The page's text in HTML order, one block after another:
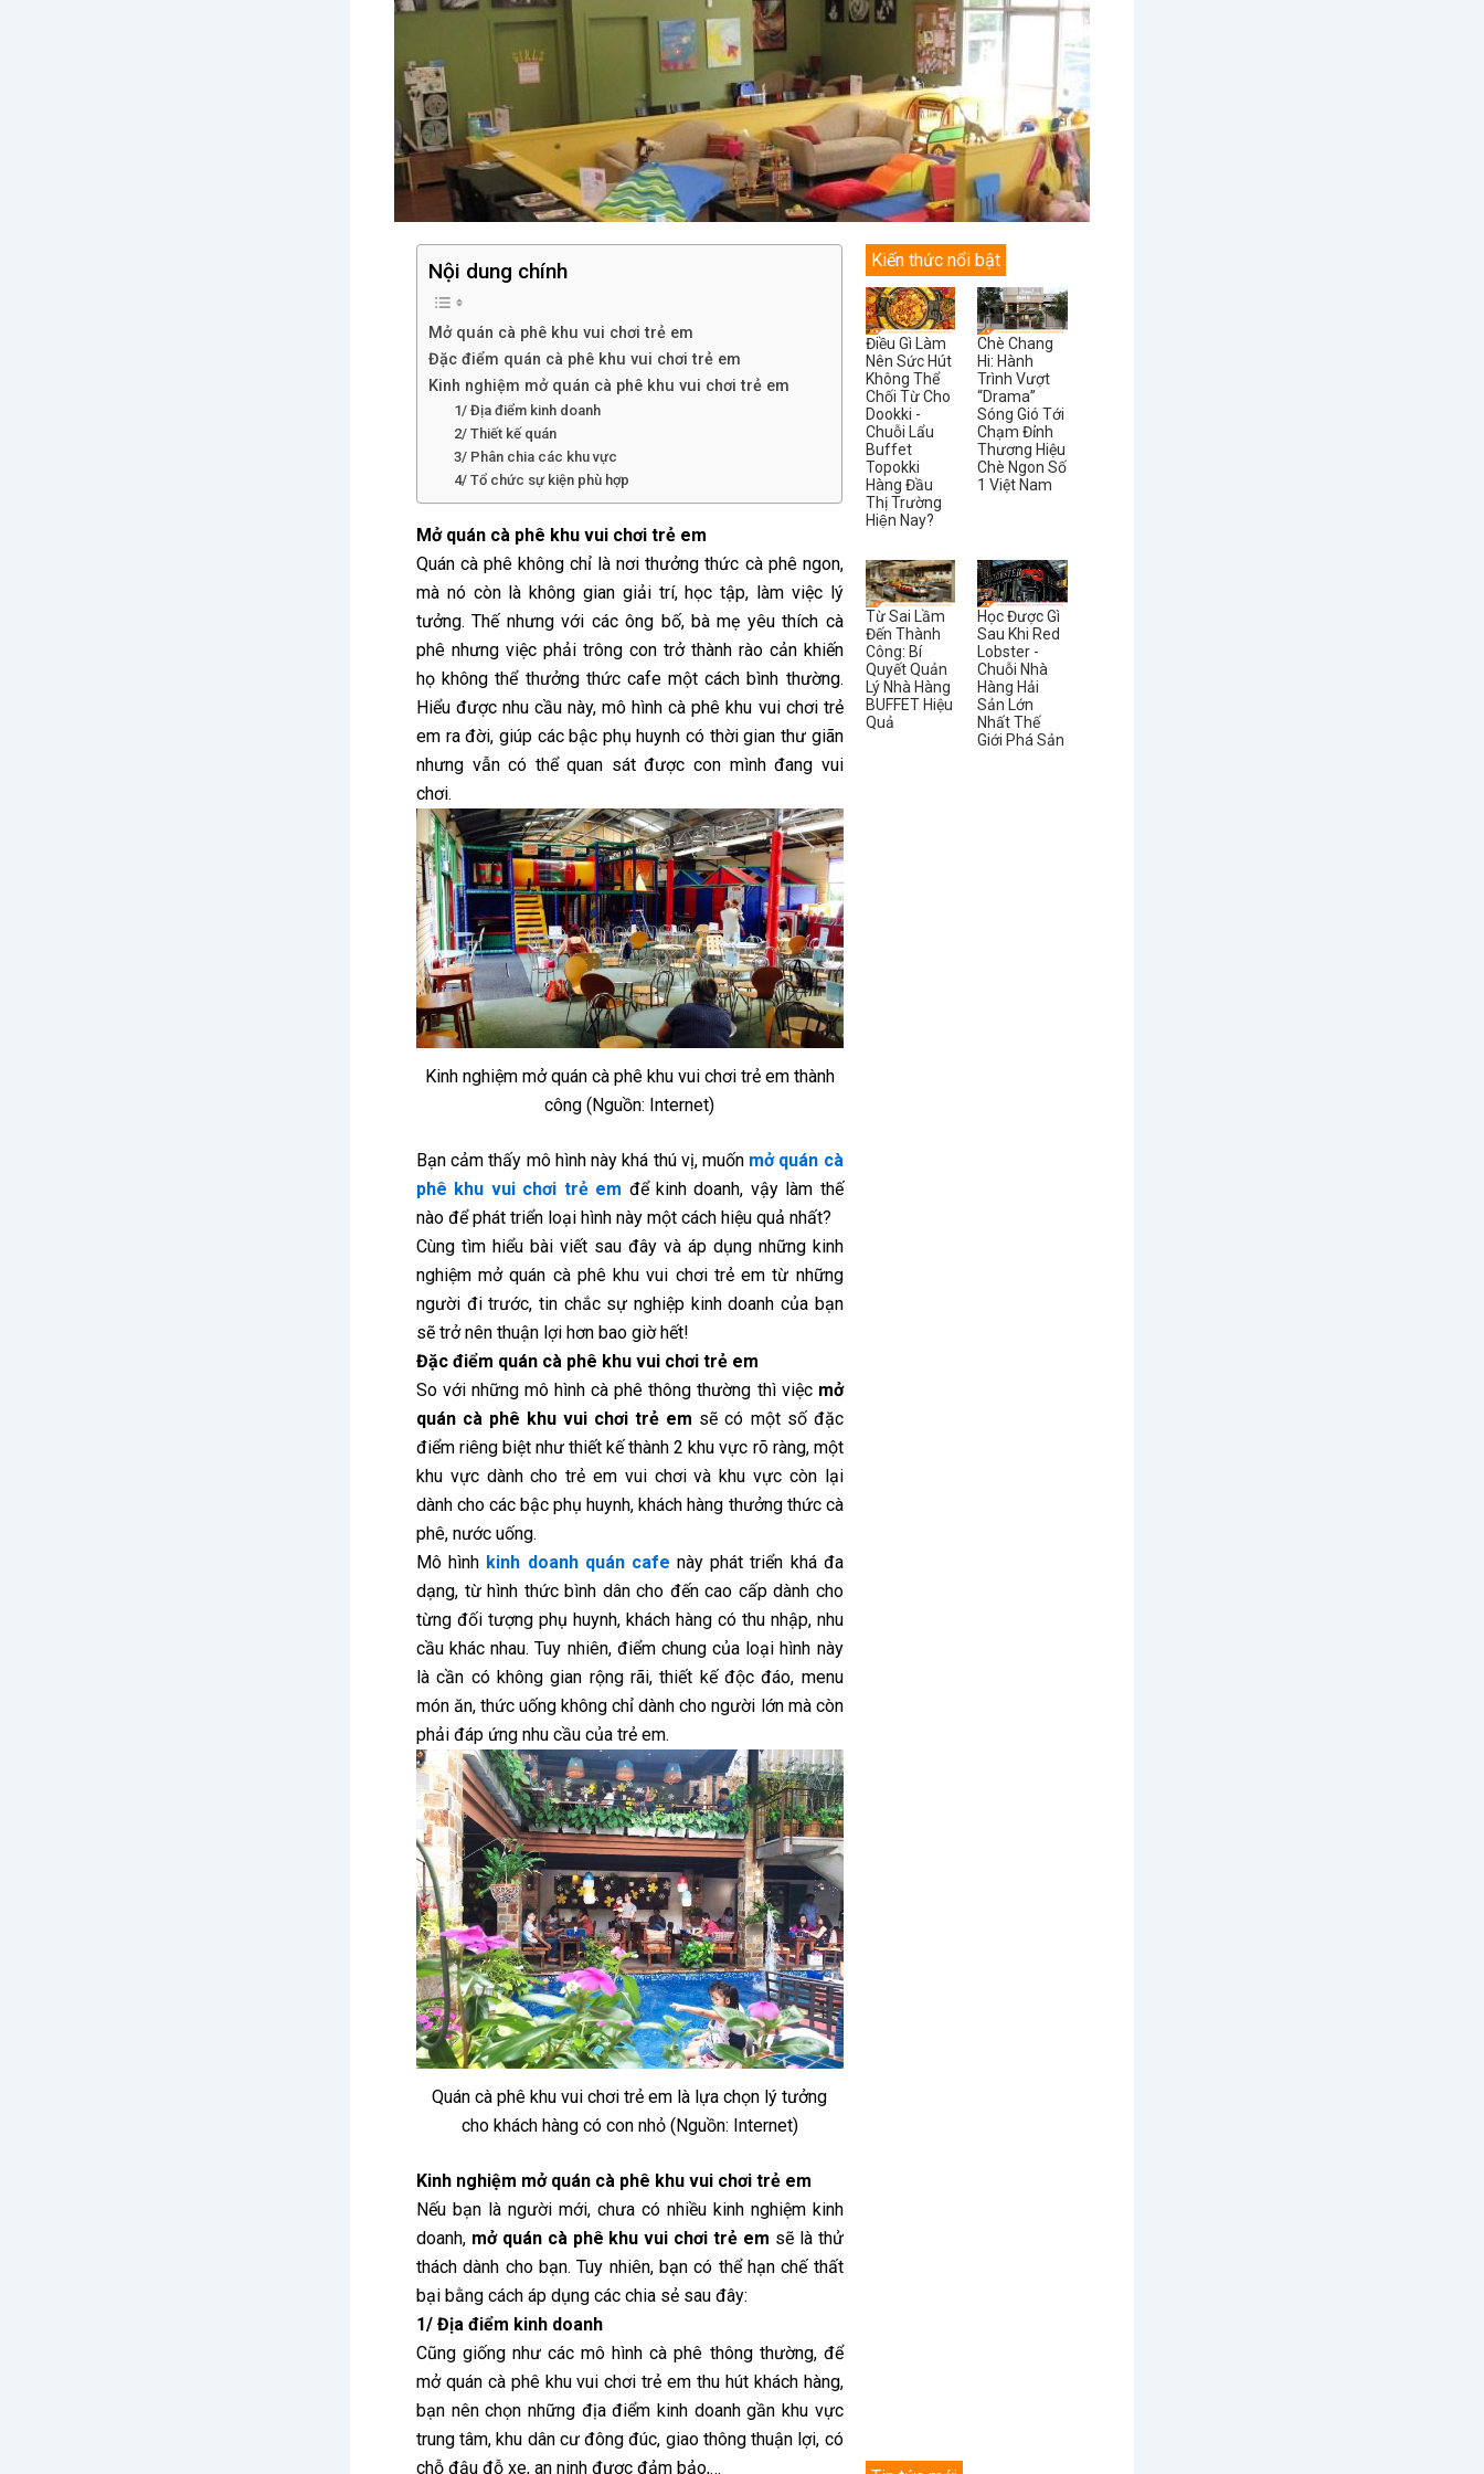
Nội dung chính
Mở quán cà phê khu vui chơi trẻ em
Đặc điểm quán cà phê khu vui chơi trẻ em
Kinh nghiệm mở quán cà phê khu vui chơi trẻ em
1/ Địa điểm kinh doanh
2/ Thiết kế quán
3/ Phân chia các khu vực
4/ Tổ chức sự kiện phù hợp
Mở quán cà phê khu vui chơi trẻ em
Quán cà phê không chỉ là nơi thưởng thức cà phê ngon,
mà nó còn là không gian giải trí, học tập, làm việc lý
tưởng. Thế nhưng với các ông bố, bà mẹ yêu thích cà
phê nhưng việc phải trông con trở thành rào cản khiến
họ không thể thưởng thức cafe một cách bình thường.
Hiểu được nhu cầu này, mô hình cà phê khu vui chơi trẻ
em ra đời, giúp các bậc phụ huynh có thời gian thư giãn
nhưng vẫn có thể quan sát được con mình đang vui
chơi.
Kinh nghiệm mở quán cà phê khu vui chơi trẻ em thành
công (Nguồn: Internet)
Bạn cảm thấy mô hình này khá thú vị, muốn mở quán cà
phê khu vui chơi trẻ em để kinh doanh, vậy làm thế
nào để phát triển loại hình này một cách hiệu quả nhất?
Cùng tìm hiểu bài viết sau đây và áp dụng những kinh
nghiệm mở quán cà phê khu vui chơi trẻ em từ những
người đi trước, tin chắc sự nghiệp kinh doanh của bạn
sẽ trở nên thuận lợi hơn bao giờ hết!
Đặc điểm quán cà phê khu vui chơi trẻ em
So với những mô hình cà phê thông thường thì việc mở
quán cà phê khu vui chơi trẻ em sẽ có một số đặc
điểm riêng biệt như thiết kế thành 2 khu vực rõ ràng, một
khu vực dành cho trẻ em vui chơi và khu vực còn lại
dành cho các bậc phụ huynh, khách hàng thưởng thức cà
phê, nước uống.
Mô hình kinh doanh quán cafe này phát triển khá đa
dạng, từ hình thức bình dân cho đến cao cấp dành cho
từng đối tượng phụ huynh, khách hàng có thu nhập, nhu
cầu khác nhau. Tuy nhiên, điểm chung của loại hình này
là cần có không gian rộng rãi, thiết kế độc đáo, menu
món ăn, thức uống không chỉ dành cho người lớn mà còn
phải đáp ứng nhu cầu của trẻ em.
Quán cà phê khu vui chơi trẻ em là lựa chọn lý tưởng
cho khách hàng có con nhỏ (Nguồn: Internet)
Kinh nghiệm mở quán cà phê khu vui chơi trẻ em
Nếu bạn là người mới, chưa có nhiều kinh nghiệm kinh
doanh, mở quán cà phê khu vui chơi trẻ em sẽ là thử
thách dành cho bạn. Tuy nhiên, bạn có thể hạn chế thất
bại bằng cách áp dụng các chia sẻ sau đây:
1/ Địa điểm kinh doanh
Cũng giống như các mô hình cà phê thông thường, để
mở quán cà phê khu vui chơi trẻ em thu hút khách hàng,
bạn nên chọn những địa điểm kinh doanh gần khu vực
trung tâm, khu dân cư đông đúc, giao thông thuận lợi, có
chỗ đậu đỗ xe, an ninh được đảm bảo,…
Kiến thức nổi bật
Điều Gì Làm
Nên Sức Hút
Không Thể
Chối Từ Cho
Dookki -
Chuỗi Lẩu
Buffet
Topokki
Hàng Đầu
Thị Trường
Hiện Nay?
Chè Chang
Hi: Hành
Trình Vượt
“Drama”
Sóng Gió Tới
Chạm Đỉnh
Thương Hiệu
Chè Ngon Số
1 Việt Nam
Từ Sai Lầm
Đến Thành
Công: Bí
Quyết Quản
Lý Nhà Hàng
BUFFET Hiệu
Quả
Học Được Gì
Sau Khi Red
Lobster -
Chuỗi Nhà
Hàng Hải
Sản Lớn
Nhất Thế
Giới Phá Sản